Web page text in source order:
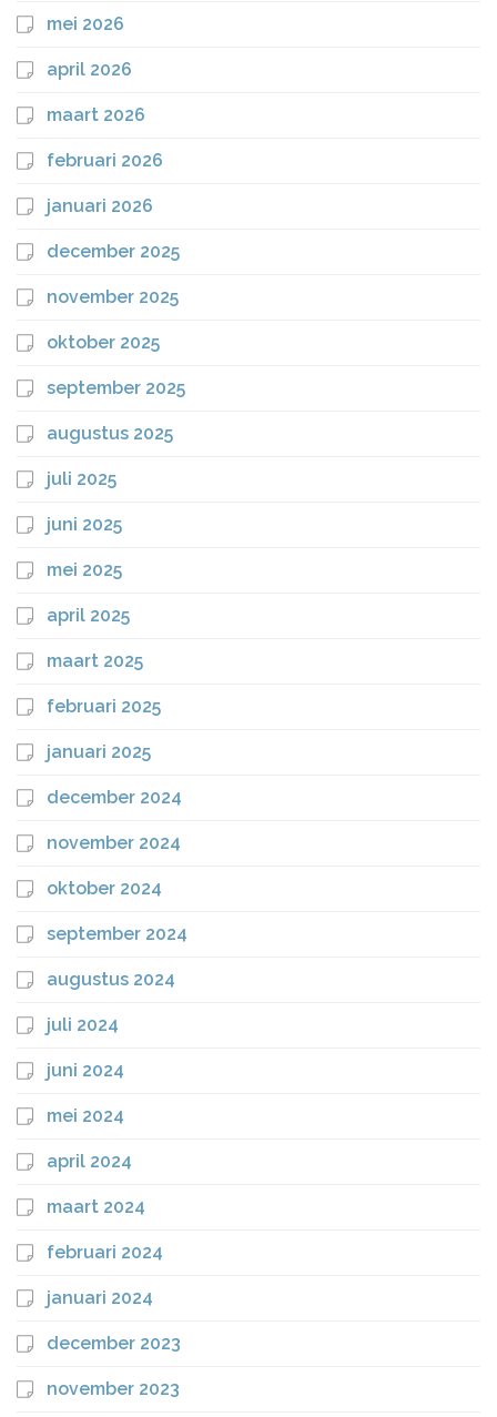
mei 2026
april 2026
maart 2026
februari 2026
januari 2026
december 2025
november 2025
oktober 2025
september 2025
augustus 2025
juli 2025
juni 2025
mei 2025
april 2025
maart 2025
februari 2025
januari 2025
december 2024
november 2024
oktober 2024
september 2024
augustus 2024
juli 2024
juni 2024
mei 2024
april 2024
maart 2024
februari 2024
januari 2024
december 2023
november 2023